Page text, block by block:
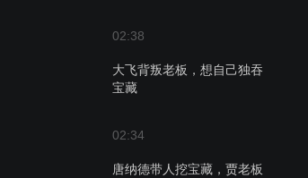
02:38
大飞背叛老板，想自己独吞
宝藏
02:34
唐纳德带人挖宝藏，贾老板